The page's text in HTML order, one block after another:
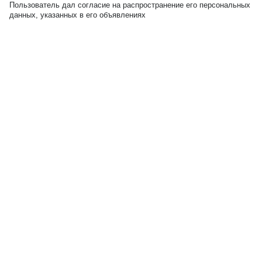
Пользователь дал согласие на распространение его персональных
данных, указанных в его объявлениях